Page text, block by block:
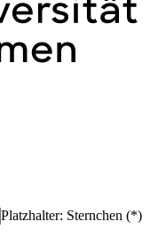
Platzhalter: Sternchen (*)